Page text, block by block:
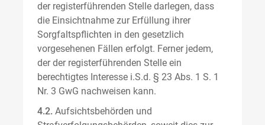
der registerführenden Stelle darlegen, dass
die Einsichtnahme zur Erfüllung ihrer
Sorgfaltspflichten in den gesetzlich
vorgesehenen Fällen erfolgt. Ferner jedem,
der der registerführenden Stelle ein
berechtigtes Interesse i.S.d. § 23 Abs. 1 S. 1
Nr. 3 GwG nachweisen kann.
4.2. Aufsichtsbehörden und